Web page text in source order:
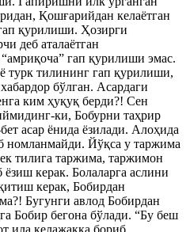
Қошғарийдан келаётган
қурилиши. Ҳозирги
деб аталаётган
гап қурилиши эмас.
турк тилининг гап қурилиши,
бўлган. Асардаги
ким ҳуқуқ берди?! Сен
ки, Бобурни таҳрир
асар ёнида ёзилади. Алоҳида
номланмайди. Йўқса у таржима
тилига таржима, таржимон
керак. Болаларга аслини
керак, Бобирдан
Бугунги авлод Бобирдан
Бобир бегона бўлади. “Бу беш
ила келажакка бориб